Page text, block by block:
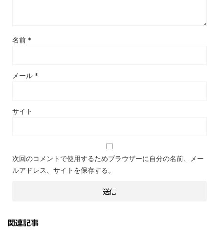
名前 *
メール *
サイト
次回のコメントで使用するためブラウザーに自分の名前、メー
ルアドレス、サイトを保存する。
関連記事